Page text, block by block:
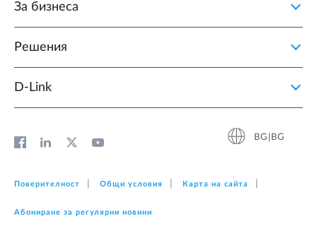
За бизнеса
Решения
D‑Link
BG|BG
Поверителност Общи условия Карта на сайта
Абониране за регулярни новини